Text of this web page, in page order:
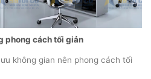
phong cách tối giản
không gian nên phong cách tối